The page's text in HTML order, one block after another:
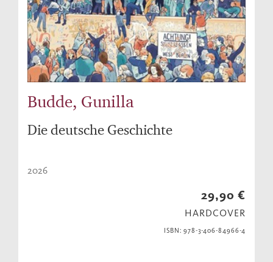
Budde, Gunilla
Die deutsche Geschichte
2026
29,90 €
HARDCOVER
ISBN: 978-3-406-84966-4